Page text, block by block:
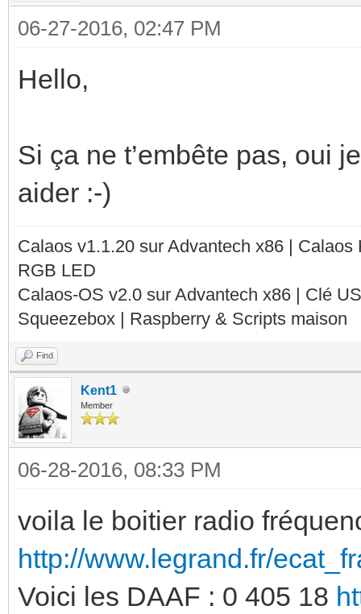
06-27-2016, 02:47 PM
Hello,
Si ça ne t’embête pas, oui
aider :-)
Calaos v1.1.20 sur Advantech x86 |
RGB LED
Calaos-OS v2.0 sur Advantech x86 | Clé
Squeezebox | Raspberry & Scripts maison
Find
Kent1
Member
06-28-2016, 08:33 PM
voila le boitier radio
http://www.legrand.fr/
Voici les DAAF : 0 405 18